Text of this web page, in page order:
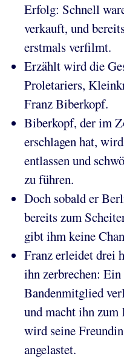
Erfolg: Schnell
verkauft, und
erstmals verfilmt.
Erzählt wird die
Proletariers,
Franz Biberkopf.
Biberkopf, der im
erschlagen hat,
entlassen und
zu führen.
Doch sobald er
bereits zum
gibt ihm keine
Franz erleidet drei
ihn zerbrechen:
Bandenmitglied
und macht ihn
wird seine
angelastet.